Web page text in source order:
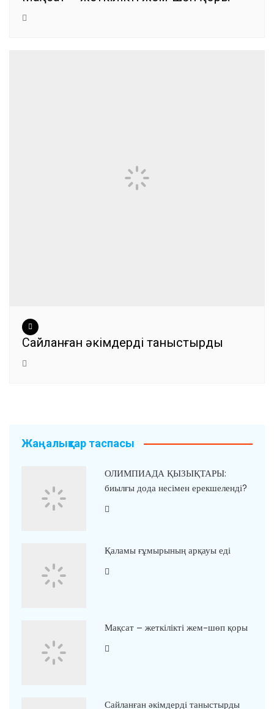
Сайланған әкімдерді таныстырды
Жаңалықтар таспасы
ОЛИМПИАДА ҚЫЗЫҚТАРЫ:
биылғы дода несімен ерекшеленді?
Қаламы ғұмырының арқауы еді
Мақсат – жеткілікті жем-шөп қоры
Сайланған әкімдерді таныстырды